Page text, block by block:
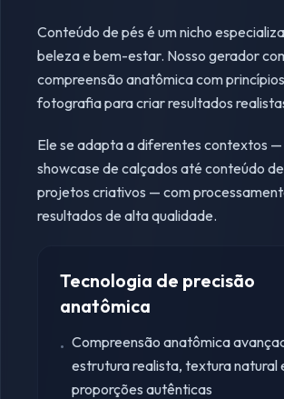
Conteúdo de pés é um nicho
beleza e bem-estar. Nosso gerador
compreensão anatômica com
fotografia para criar resultados
Ele se adapta a diferentes contextos
showcase de calçados até conteúdo
projetos criativos — com
resultados de alta qualidade.
Tecnologia de precisão
anatômica
• Compreensão anatômica
estrutura realista, textura natural
proporções autênticas